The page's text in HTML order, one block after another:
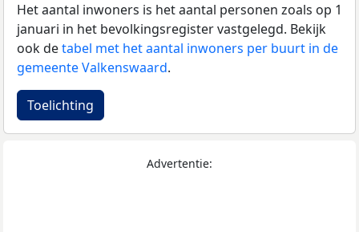
Het aantal inwoners is het aantal personen zoals op 1
januari in het bevolkingsregister vastgelegd. Bekijk
ook detabel met het aantal inwoners per buurt in de
gemeente Valkenswaard.
Toelichting
Advertentie: